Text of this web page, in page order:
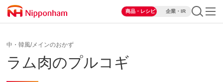
商品・レシピ 企業・IR
中・韓風/メインのおかず
ラム肉のプルコギ